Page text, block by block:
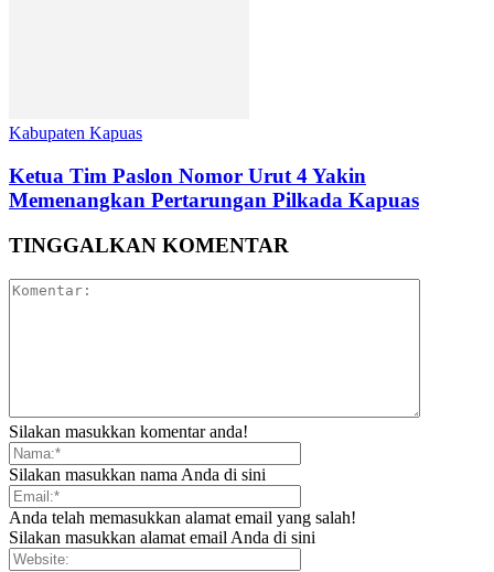
Kabupaten Kapuas
Ketua Tim Paslon Nomor Urut 4 Yakin
Memenangkan Pertarungan Pilkada Kapuas
TINGGALKAN KOMENTAR
Silakan masukkan komentar anda!
Silakan masukkan nama Anda di sini
Anda telah memasukkan alamat email yang salah!
Silakan masukkan alamat email Anda di sini